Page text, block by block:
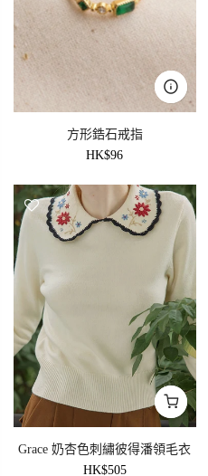
方形鋯石戒指
HK$96
Grace 奶杏色刺繡彼得潘領毛衣
HK$505